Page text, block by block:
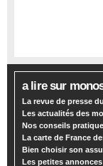
a lire sur
La revue de presse
Les actualités des
Nos conseils
La carte de France
Bien choisir son
Les petites